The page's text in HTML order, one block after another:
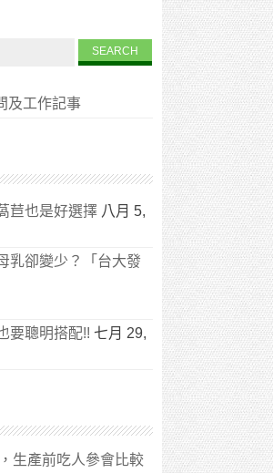
及工作記事
苣也是好選擇 八月 5,
乳卻變少？「台大發
要聰明搭配!! 七月 29,
生產前吃人參會比較